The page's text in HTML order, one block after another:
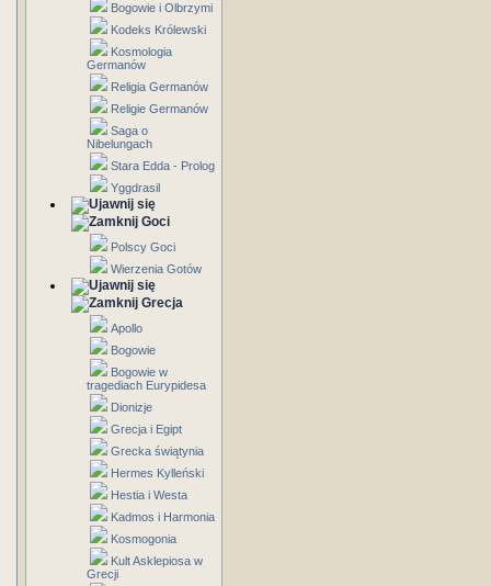
Bogowie i Olbrzymi
Kodeks Królewski
Kosmologia
Germanów
Religia Germanów
Religie Germanów
Saga o
Nibelungach
Stara Edda - Prolog
Yggdrasil
Goci
Polscy Goci
Wierzenia Gotów
Grecja
Apollo
Bogowie
Bogowie w
tragediach Eurypidesa
Dionizje
Grecja i Egipt
Grecka świątynia
Hermes Kylleński
Hestia i Westa
Kadmos i Harmonia
Kosmogonia
Kult Asklepiosa w
Grecji